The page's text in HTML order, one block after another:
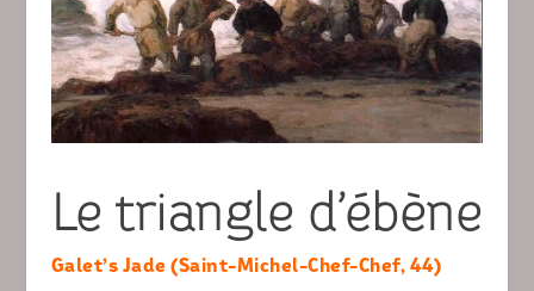
Le triangle d’ébène
Galet’s Jade (Saint-Michel-Chef-Chef, 44)